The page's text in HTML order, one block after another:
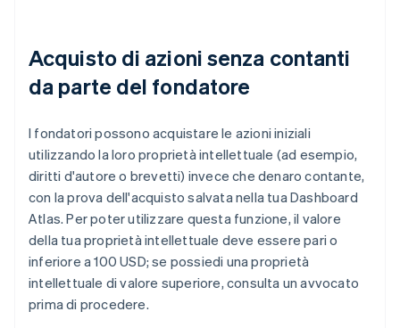
Acquisto di azioni senza contanti
da parte del fondatore
I fondatori possono acquistare le azioni iniziali
utilizzando la loro proprietà intellettuale (ad esempio,
diritti d'autore o brevetti) invece che denaro contante,
con la prova dell'acquisto salvata nella tua Dashboard
Atlas. Per poter utilizzare questa funzione, il valore
della tua proprietà intellettuale deve essere pari o
inferiore a 100 USD; se possiedi una proprietà
intellettuale di valore superiore, consulta un avvocato
prima di procedere.